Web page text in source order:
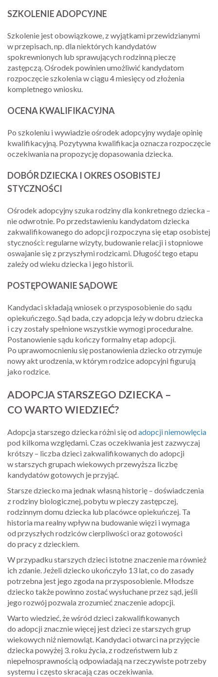
SZKOLENIE ADOPCYJNE
Szkolenie jest obowiązkowe, z wyjątkami przewidzianymi
w przepisach, np. dla niektórych kandydatów
spokrewnionych lub sprawujących rodzinną pieczę
zastępczą. Ośrodek powinien umożliwić kandydatom
rozpoczęcie szkolenia w ciągu 4 miesięcy od złożenia
kompletnego wniosku.
OCENA KWALIFIKACYJNA
Po szkoleniu i wywiadzie ośrodek adopcyjny wydaje opinię
kwalifikacyjną. Pozytywna kwalifikacja oznacza rozpoczęcie
oczekiwania na propozycję dopasowania dziecka.
DOBÓR DZIECKA I OKRES OSOBISTEJ
STYCZNOŚCI
Ośrodek adopcyjny szuka rodziny dla konkretnego dziecka –
nie odwrotnie. Po przedstawieniu kandydatom dziecka
zakwalifikowanego do adopcji rozpoczyna się etap osobistej
styczności: regularne wizyty, budowanie relacji i stopniowe
oswajanie się z przyszłymi rodzicami. Długość tego etapu
zależy od wieku dziecka i jego historii.
POSTĘPOWANIE SĄDOWE
Kandydaci składają wniosek o przysposobienie do sądu
opiekuńczego. Sąd bada, czy adopcja leży w dobru dziecka
i czy zostały spełnione wszystkie wymogi proceduralne.
Postanowienie sądu kończy formalny etap adopcji.
Po uprawomocnieniu się postanowienia dziecko otrzymuje
nowy akt urodzenia, w którym rodzice adopcyjni figurują
jako rodzice.
ADOPCJA STARSZEGO DZIECKA –
CO WARTO WIEDZIEĆ?
Adopcja starszego dziecka różni się odadopcji niemowlęcia
pod kilkoma względami. Czas oczekiwania jest zazwyczaj
krótszy – liczba dzieci zakwalifikowanych do adopcji
w starszych grupach wiekowych przewyższa liczbę
kandydatów gotowych je przyjąć.
Starsze dziecko ma jednak własną historię – doświadczenia
z rodziny biologicznej, pobytu w pieczy zastępczej,
rodzinnym domu dziecka lub placówce opiekuńczej. Ta
historia ma realny wpływ na budowanie więzi i wymaga
od przyszłych rodziców cierpliwości oraz gotowości
do pracy z dzieckiem.
W przypadku starszych dzieci istotne znaczenie ma również
ich zdanie. Jeżeli dziecko ukończyło 13 lat, co do zasady
potrzebna jest jego zgoda na przysposobienie. Młodsze
dziecko także powinno zostać wysłuchane przez sąd, jeśli
jego rozwój pozwala zrozumieć znaczenie adopcji.
Warto wiedzieć, że wśród dzieci zakwalifikowanych
do adopcji znacznie więcej jest dzieci ze starszych grup
wiekowych niż niemowląt. Kandydaci otwarci na przyjęcie
dziecka powyżej 3. roku życia, z rodzeństwem lub z
niepełnosprawnością odpowiadają na rzeczywiste potrzeby
systemu i często skracają czas oczekiwania.